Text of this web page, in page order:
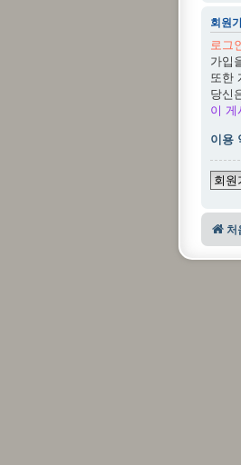
회원
로그
가입
또한
당신
이 게
이용
회원
처